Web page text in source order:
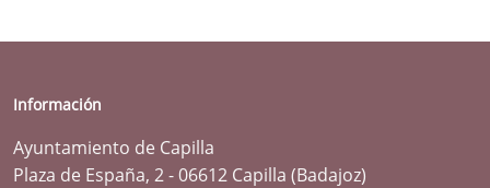
Información
Ayuntamiento de Capilla
Plaza de España, 2 - 06612 Capilla (Badajoz)